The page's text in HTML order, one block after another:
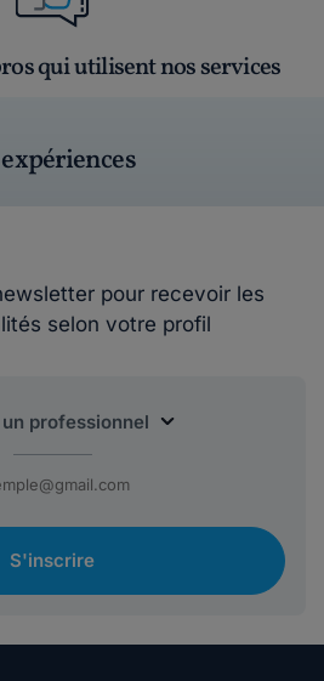
qui utilisent nos services
pour recevoir les
selon votre profil
S'inscrire